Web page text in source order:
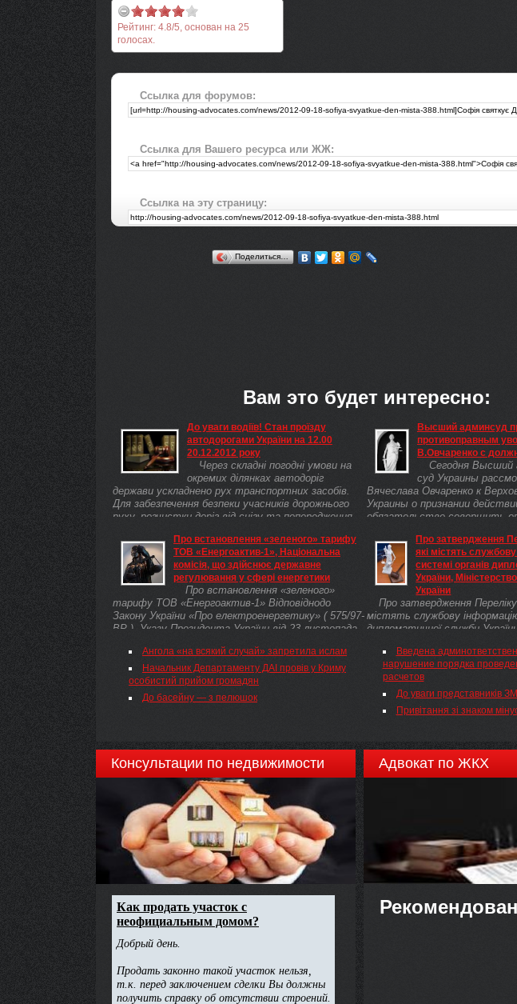
Рейтинг: 4.8/5, основан на 25
голосах.
Ссылка для форумов:
Ссылка для Вашего ресурса или ЖЖ:
Ссылка на эту страницу:
Поделиться…
Вам это будет интересно:
До уваги водіїв! Стан проїзду
автодорогами України на 12.00
20.12.2012 року
Через складні погодні умови на
окремих ділянках автодоріг
держави ускладнено рух транспортних засобів.
Для забезпечення безпеки учасників дорожнього
руху, розчистки доріг від снігу та попередження ...
Про встановлення «зеленого» тарифу
ТОВ «Енергоактив-1», Національна
комісія, що здійснює державне
регулювання у сфері енергетики
Про встановлення «зеленого»
тарифу ТОВ «Енергоактив-1» Відповіднодо
Закону України «Про електроенергетику» ( 575/97-
ВР ), Указу Президента України від 23 листопада
комісію, що здійснює державне регулювання у
сфері енергетики» та Порядку встановлення,
перегляду та припинення дії «зеленого» тарифу
для суб’єктів господарської діяльності( z1957-12 ),
затвердженого постановою НКРЕ від 02
Ангола «на всякий случай» запретила ислам
Начальник Департаменту ДАІ провів у Криму
особистий прийом громадян
До басейну — з пелюшок
Высший админсуд
противоправным
В.Овчаренко с
Сегодня Высший
суд Украины
Вячеслава Овчаренко к
Украины о признании
обязательстве совершить
Про затвердження
які містять
системі органів
України,
України
Про затвердження
містять службову
дипломатичної служби
інформації"( 2939-17 ), Указу
від 5 травня 2011 р. № 547(
забезпечення органами
до публічної інформації" та
Інструкції про порядок обліку,
використання документів,
постановою Кабінету
листопада 1998 р. № 1893
Введена
нарушение порядка
расчетов
До уваги представників
Привітання зі знаком
Консультации по недвижимости Адвокат по ЖКХ